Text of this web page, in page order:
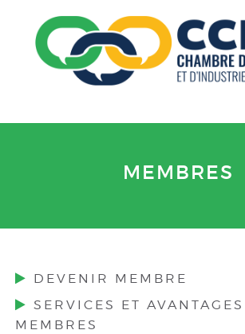
MEMBRES
DEVENIR MEMBRE
SERVICES ET
MEMBRES